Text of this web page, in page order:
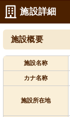
施設詳細
施設概要
施設名称
カナ名称
施設所在地